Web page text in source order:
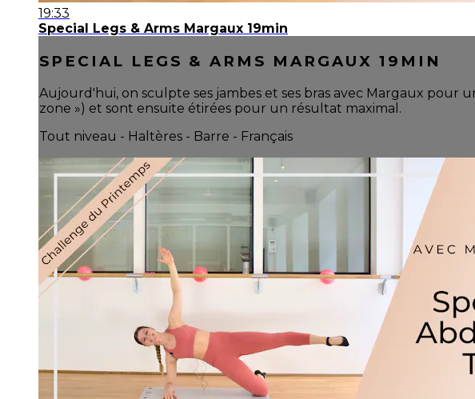
19:33
Special Legs & Arms Margaux 19min
SPECIAL LEGS & ARMS MARGAUX 19MIN
Aujourd'hui, on sculpte ses jambes et ses bras avec Margaux pour
zone ») et sont ensuite étirées pour un résultat maximal.
Tout niveau - Haltères - Barre - Français